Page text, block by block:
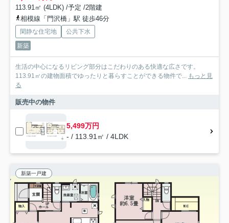
113.91㎡ (4LDK) /予定 /2階建
相模線「門沢橋」駅 徒歩46分
閑静な住宅地
公共下水
新築
生活の中心になるリビング部分はこだわりのある快適な広さです。
113.91㎡の建物面積でゆったりと暮らすことができる物件で... もっと見
る
販売中の物件
5,499万円
- / 113.91㎡ / 4LDK
新築一戸建